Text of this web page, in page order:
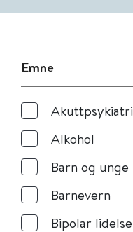
Emne
Akuttpsykiatri
Alkohol
Barn og unge
Barnevern
Bipolar lidelse